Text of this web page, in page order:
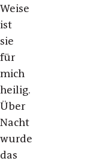
Weise
ist
sie
für
mich
heilig.
Über
Nacht
wurde
das